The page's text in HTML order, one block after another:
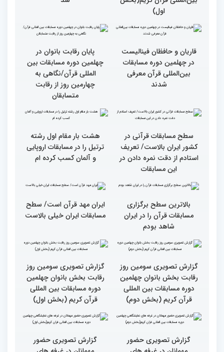
گزارش تصویری چهارمین
روز رقابت بخش برادران
چهلمین دوره مسابقات
بین‌المللی قرآن کریم(بخش
اول)
سومین محفل انس با قرآن
ویژه بانوان در آستان مقدس
امامزاده حسن (ع) برگزار
شد
قاریان و حافظان فینالیست‌
در چهلمین دوره مسابقات
بین‌المللی قرآن معرفی
شدند
پایان رقابت بانوان در
چهلمین دوره مسابقات بین
المللی قرآن/نگاهی به
چهارمین روز از رقابت
متسابقان
کشور ایران بالاست/ تعریف
استادم از دقت نمره دادن در
این مسابقات
ترتیل را در مسابقات اروپایی
و آلمان کسب کرده ام
بالاترین سطح برگزاری
مسابقات قرآن را در ایران
شاهد بودم
ایران مهد قرآن است/ سطح
مسابقات ایران خیلی بالاست
گزارش تصویری سومین روز
رقابت بخش بانوان چهلمین
دوره مسابقات بین المللی
گزارش تصویری سومین روز
رقابت بخش بانوان چهلمین
دوره مسابقات بین المللی